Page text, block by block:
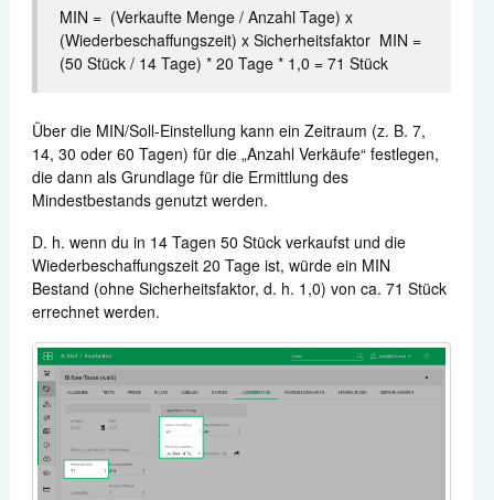
MIN = (Verkaufte Menge / Anzahl Tage) x
(Wiederbeschaffungszeit) x Sicherheitsfaktor MIN =
(50 Stück / 14 Tage) * 20 Tage * 1,0 = 71 Stück
Über die MIN/Soll-Einstellung kann ein Zeitraum (z. B. 7,
14, 30 oder 60 Tagen) für die „Anzahl Verkäufe“ festlegen,
die dann als Grundlage für die Ermittlung des
Mindestbestands genutzt werden.
D. h. wenn du in 14 Tagen 50 Stück verkaufst und die
Wiederbeschaffungszeit 20 Tage ist, würde ein MIN
Bestand (ohne Sicherheitsfaktor, d. h. 1,0) von ca. 71 Stück
errechnet werden.